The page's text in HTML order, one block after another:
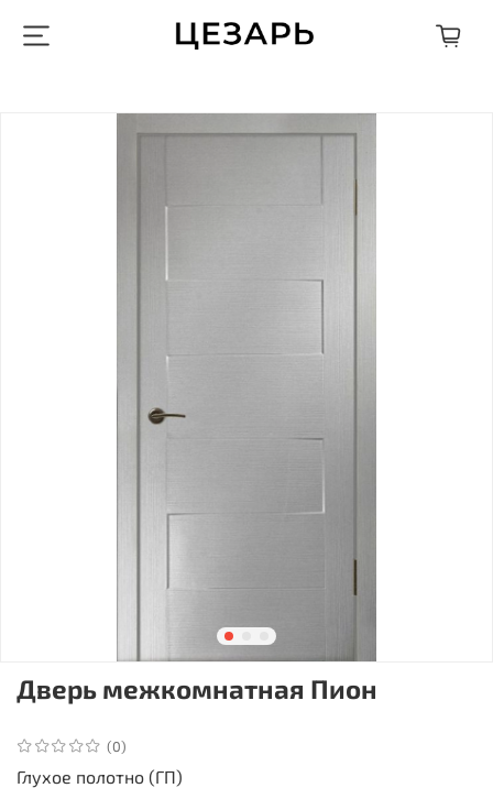
(0)
Дверь межкомнатная Пион
Глухое полотно (ГП)